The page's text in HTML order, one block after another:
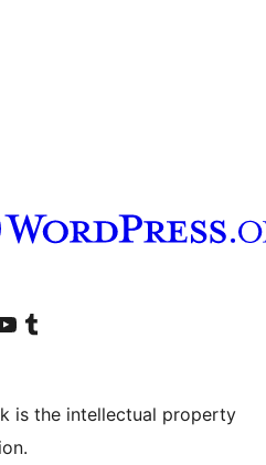
accountaccount
our YouTube channel
Visit our Tumblr account
is the intellectual property